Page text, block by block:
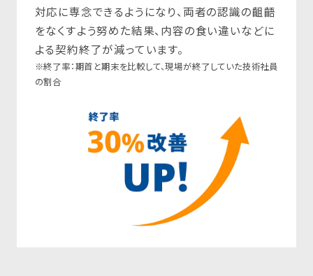
対応に専念できるようになり、両者の認識の齟齬
をなくすよう努めた結果、内容の食い違いなどに
よる契約終了が減っています。
※終了率：期首と期末を比較して、現場が終了していた技術社員
の割合